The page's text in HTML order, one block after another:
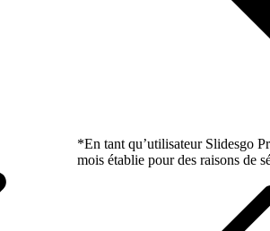
*En tant qu’utilisateur Slidesgo
mois établie pour des raisons de